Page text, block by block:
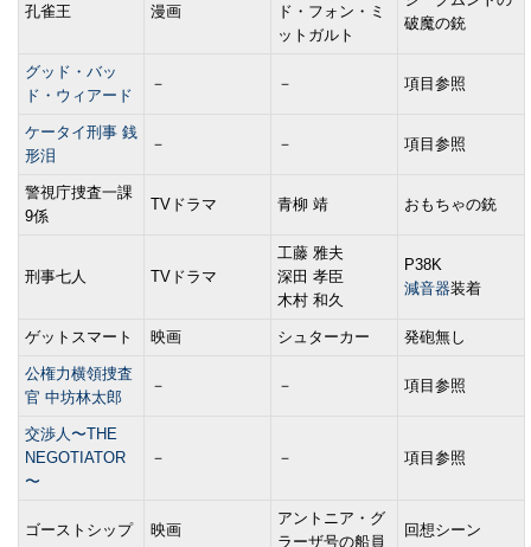
孔雀王 漫画
ド・フォン・ミ
ットガルト
破魔の銃
グッド・バッ
ド・ウィアード
－ － 項目参照
ケータイ刑事 銭
形泪
－ － 項目参照
警視庁捜査一課
9係
TVドラマ 青柳 靖 おもちゃの銃
刑事七人 TVドラマ
工藤 雅夫
深田 孝臣
木村 和久
P38K
減音器装着
ゲットスマート 映画 シュターカー 発砲無し
公権力横領捜査
官 中坊林太郎
－ － 項目参照
交渉人〜THE
NEGOTIATOR
〜
－ － 項目参照
ゴーストシップ 映画
アントニア・グ
ラーザ号の船員
回想シーン